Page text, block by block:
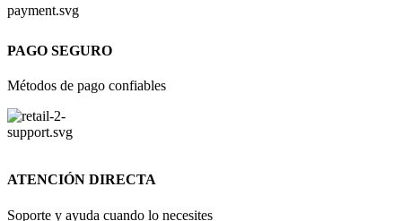
PAGO SEGURO
Métodos de pago confiables
ATENCIÓN DIRECTA
Soporte y ayuda cuando lo necesites